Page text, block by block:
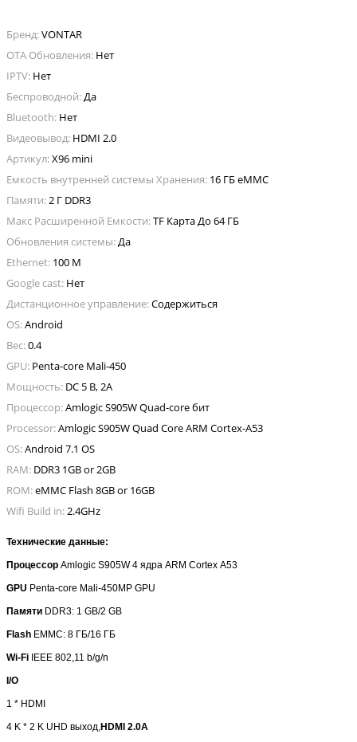
Бренд:VONTAR
OTA Обновления: Нет
IPTV: Нет
Беспроводной:Да
Bluetooth: Нет
Видеовывод: HDMI 2.0
Артикул:X96 mini
Емкость внутренней системы Хранения: 16 ГБ eMMC
Памяти:2 Г DDR3
Макс Расширенной Емкости:TF Карта До 64 ГБ
Обновления системы:Да
Ethernet: 100 М
Google cast: Нет
Дистанционное управление:Содержиться
OS:Android
Вес:0.4
GPU: Penta-core Mali-450
Мощность: DC 5 В, 2А
Процессор:Amlogic S905W Quad-core бит
Processor:Amlogic S905W Quad Core ARM Cortex-A53
OS:Android 7.1 OS
RAM: DDR3 1GB or 2GB
ROM:eMMC Flash 8GB or 16GB
Wifi Build in:2.4GHz
Технические данные:
Процессор Amlogic S905W4 ядра ARM Cortex A53
GPU Penta-core Mali-450MP GPU
Памяти DDR3: 1 GB/2 GB
Flash EMMC: 8 ГБ/16 ГБ
Wi-Fi IEEE 802,11 b/g/n
I/O
1 * HDMI
4 K * 2 K UHD выход HDMI 2.0A